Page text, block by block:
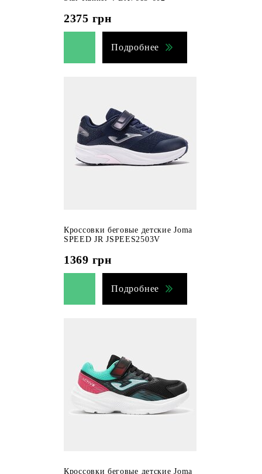
2375 грн
Подробнее
Кроссовки беговые детские Joma
SPEED JR JSPEES2503V
1369 грн
Подробнее
Кроссовки беговые детские Joma